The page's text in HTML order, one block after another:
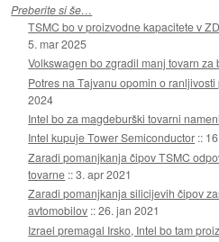
Preberite si še…
TSMC bo v proizvodne kapacitete v
5. mar 2025
Volkswagen bo zgradil manj tovarn za
Potres na Tajvanu opomin o
2024
Intel bo za magdeburški tovarni
Intel kupuje Tower Semiconductor ::
Zaradi pomanjkanja čipov TSMC
tovarne ::3. apr 2021
Zaradi pomanjkanja silicijevih čipov
avtomobilov ::26. jan 2021
Izrael premagal Irsko, Intel bo tam